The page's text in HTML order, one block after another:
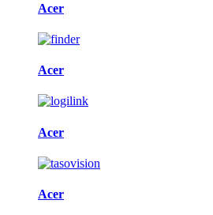
Acer
Acer
Acer
Acer